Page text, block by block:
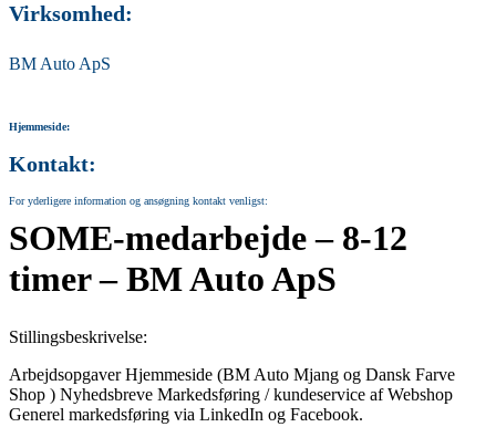
Virksomhed:
BM Auto ApS
Hjemmeside:
Kontakt:
For yderligere information og ansøgning kontakt venligst:
SOME-medarbejde – 8-12
timer – BM Auto ApS
Stillingsbeskrivelse:
Arbejdsopgaver Hjemmeside (BM Auto Mjang og Dansk Farve
Shop ) Nyhedsbreve Markedsføring / kundeservice af Webshop
Generel markedsføring via LinkedIn og Facebook.